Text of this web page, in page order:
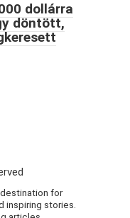
dollárra
döntött,
for
inspiring stories.